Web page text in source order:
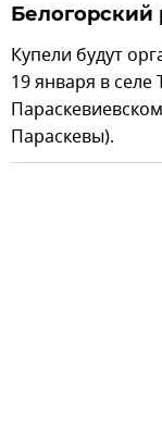
Белогорский
Купели будут
19 января в селе
Параскевы).